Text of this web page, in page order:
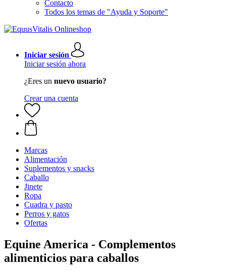
Contacto
Todos los temas de "Ayuda y Soporte"
Iniciar sesión
Iniciar sesión ahora
¿Eres un nuevo usuario?
Crear una cuenta
Marcas
Alimentación
Suplementos y snacks
Caballo
Jinete
Ropa
Cuadra y pasto
Perros y gatos
Ofertas
Equine America - Complementos
alimenticios para caballos